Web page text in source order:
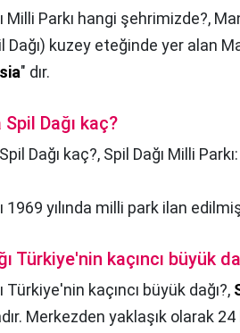
Milli Parkı hangi şehrimizde?,
Dağı) kuzey eteğinde yer alan
" dır.
Dağı kaç?
Dağı kaç?, Spil Dağı Milli
1969 yılında milli park ilan
Türkiye'nin kaçıncı büyük
Türkiye'nin kaçıncı büyük dağı?,
Merkezden yaklaşık olarak